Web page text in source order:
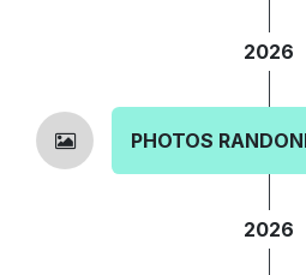
2026
PHOTOS
2026